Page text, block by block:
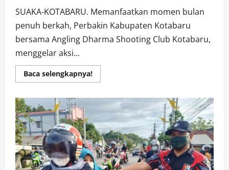
SUAKA-KOTABARU. Memanfaatkan momen bulan
penuh berkah, Perbakin Kabupaten Kotabaru
bersama Angling Dharma Shooting Club Kotabaru,
menggelar aksi...
Baca selengkapnya!Read
more
Kabupaten
Kotabaru,
Kerjasama
Angling
Dharma
Shooting
Club
Kotabaru
Bagi
Takjil